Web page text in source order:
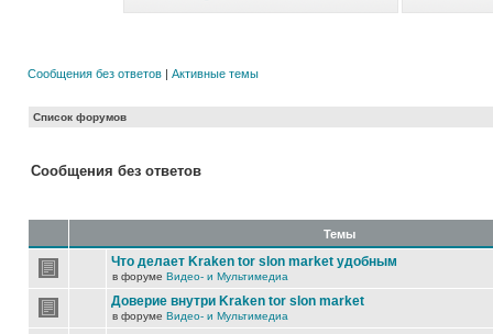
Сообщения без ответов | Активные темы
Список форумов
Сообщения без ответов
Темы
Что делает Kraken tor slon market удобным
в форуме Видео- и Мультимедиа
Доверие внутри Kraken tor slon market
в форуме Видео- и Мультимедиа